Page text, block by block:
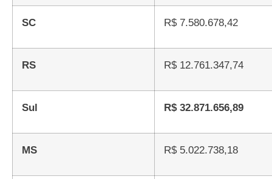
SC R$ 7.580.678,42
RS R$ 12.761.347,74
Sul R$ 32.871.656,89
MS R$ 5.022.738,18